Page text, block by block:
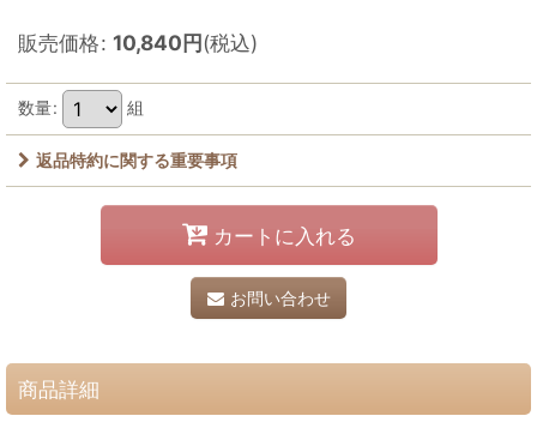
販売価格: 10,840円(税込)
数量: 組
返品特約に関する重要事項
カートに入れる
お問い合わせ
商品詳細